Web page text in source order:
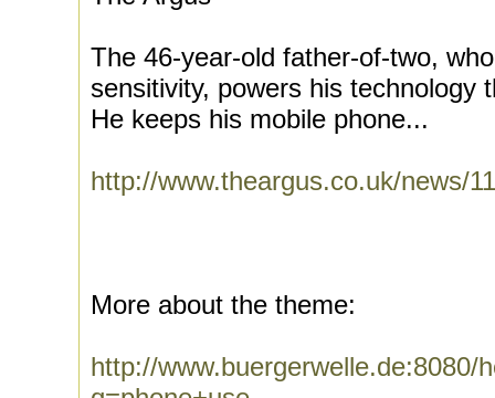
The 46-year-old father-of-two,
sensitivity, powers his technology
He keeps his mobile phone...
http://www.theargus.co.uk/news/
More about the theme:
http://www.buergerwelle.de:8080/